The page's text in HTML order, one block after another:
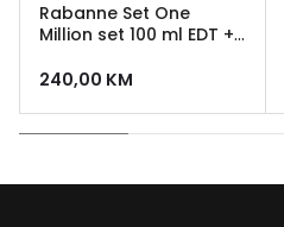
Rabanne Set One
Million set 100 ml EDT +
240,00 KM